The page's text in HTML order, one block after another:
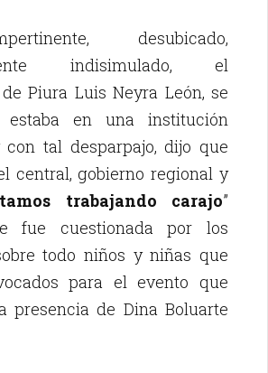
desubicado,
indisimulado, el
Piura Luis Neyra León, se
en una institución
tal desparpajo, dijo que
central, gobierno regional y
trabajando carajo”
fue cuestionada por los
todo niños y niñas que
para el evento que
presencia de Dina Boluarte